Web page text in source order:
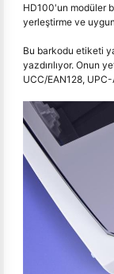
HD100'un modüler
yerleştirme ve
Bu barkodu etiketi
yazdırılıyor. Onun
UCC/EAN128, UPC-